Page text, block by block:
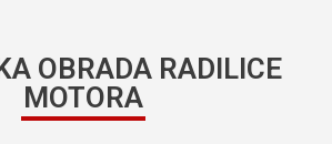
OBRADA RADILICE
MOTORA